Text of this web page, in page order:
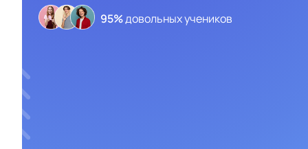
95%довольных учеников